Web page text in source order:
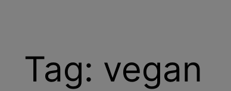
Tag: vegan